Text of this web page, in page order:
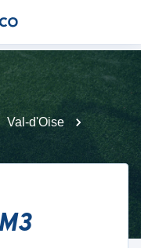
Val-d'Oise